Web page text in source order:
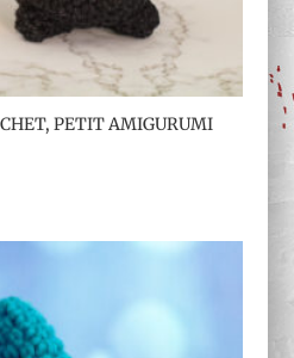
PETIT AMIGURUMI